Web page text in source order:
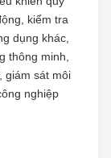
kiểm tra
dụng khác,
thông minh,
giám sát môi
nghiệp